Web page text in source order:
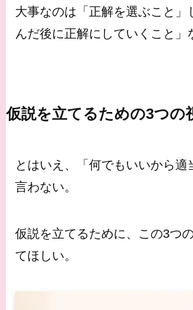
大事なのは「正解を選ぶこと」
んだ後に正解にしていくこと」
仮説を立てるための3つの
とはいえ、「何でもいいから適
言わない。
仮説を立てるために、この3つ
てほしい。